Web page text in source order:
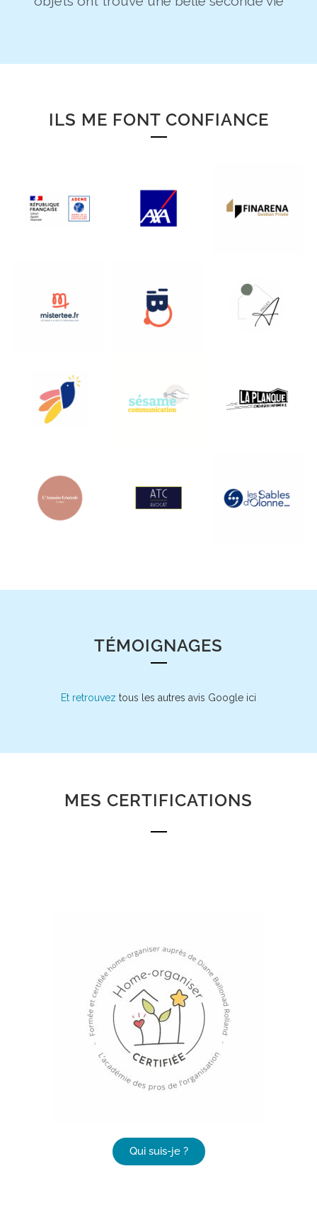
ILS ME FONT CONFIANCE
TÉMOIGNAGES
Et retrouvez tous les autres avis Google ici
MES CERTIFICATIONS
Qui suis-je ?